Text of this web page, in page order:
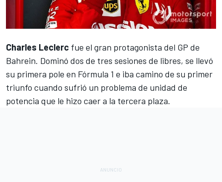
Charles Leclerc fue el gran protagonista del GP de
Bahrein. Dominó dos de tres sesiones de libres, se llevó
su primera pole en Fórmula 1 e iba camino de su primer
triunfo cuando sufrió un problema de unidad de
potencia que le hizo caer a la tercera plaza.